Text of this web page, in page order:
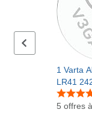
Série précédente
1 Varta
LR41
5 offres